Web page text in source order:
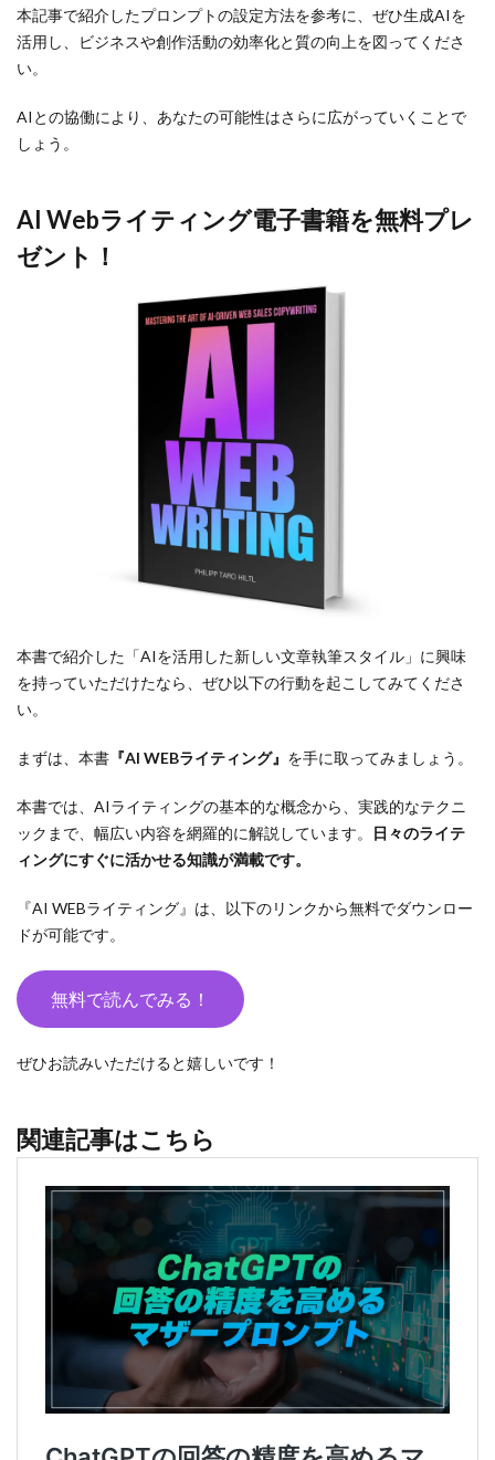
本記事で紹介したプロンプトの設定方法を参考に、ぜひ生成AIを
活用し、ビジネスや創作活動の効率化と質の向上を図ってくださ
い。
AIとの協働により、あなたの可能性はさらに広がっていくことで
しょう。
AI Webライティング電子書籍を無料プレ
ゼント！
本書で紹介した「AIを活用した新しい文章執筆スタイル」に興味
を持っていただけたなら、ぜひ以下の行動を起こしてみてくださ
い。
まずは、本書 『AI WEBライティング』 を手に取ってみましょう。
本書では、AIライティングの基本的な概念から、実践的なテクニ
ックまで、幅広い内容を網羅的に解説しています。
日々のライテ
ィングにすぐに活かせる知識が満載です。
『AI WEBライティング』は、以下のリンクから無料でダウンロー
ドが可能です。
無料で読んでみる！
ぜひお読みいただけると嬉しいです！
関連記事はこちら